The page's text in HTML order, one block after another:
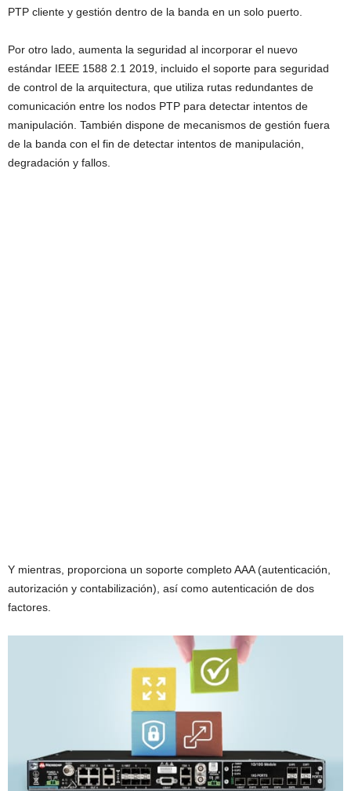
PTP cliente y gestión dentro de la banda en un solo puerto.
Por otro lado, aumenta la seguridad al incorporar el nuevo
estándar IEEE 1588 2.1 2019, incluido el soporte para seguridad
de control de la arquitectura, que utiliza rutas redundantes de
comunicación entre los nodos PTP para detectar intentos de
manipulación. También dispone de mecanismos de gestión fuera
de la banda con el fin de detectar intentos de manipulación,
degradación y fallos.
Y mientras, proporciona un soporte completo AAA (autenticación,
autorización y contabilización), así como autenticación de dos
factores.